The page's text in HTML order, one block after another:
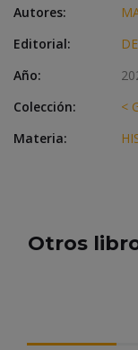
Autores:
Editorial:
Año:
Colección:
<
Materia:
Otros